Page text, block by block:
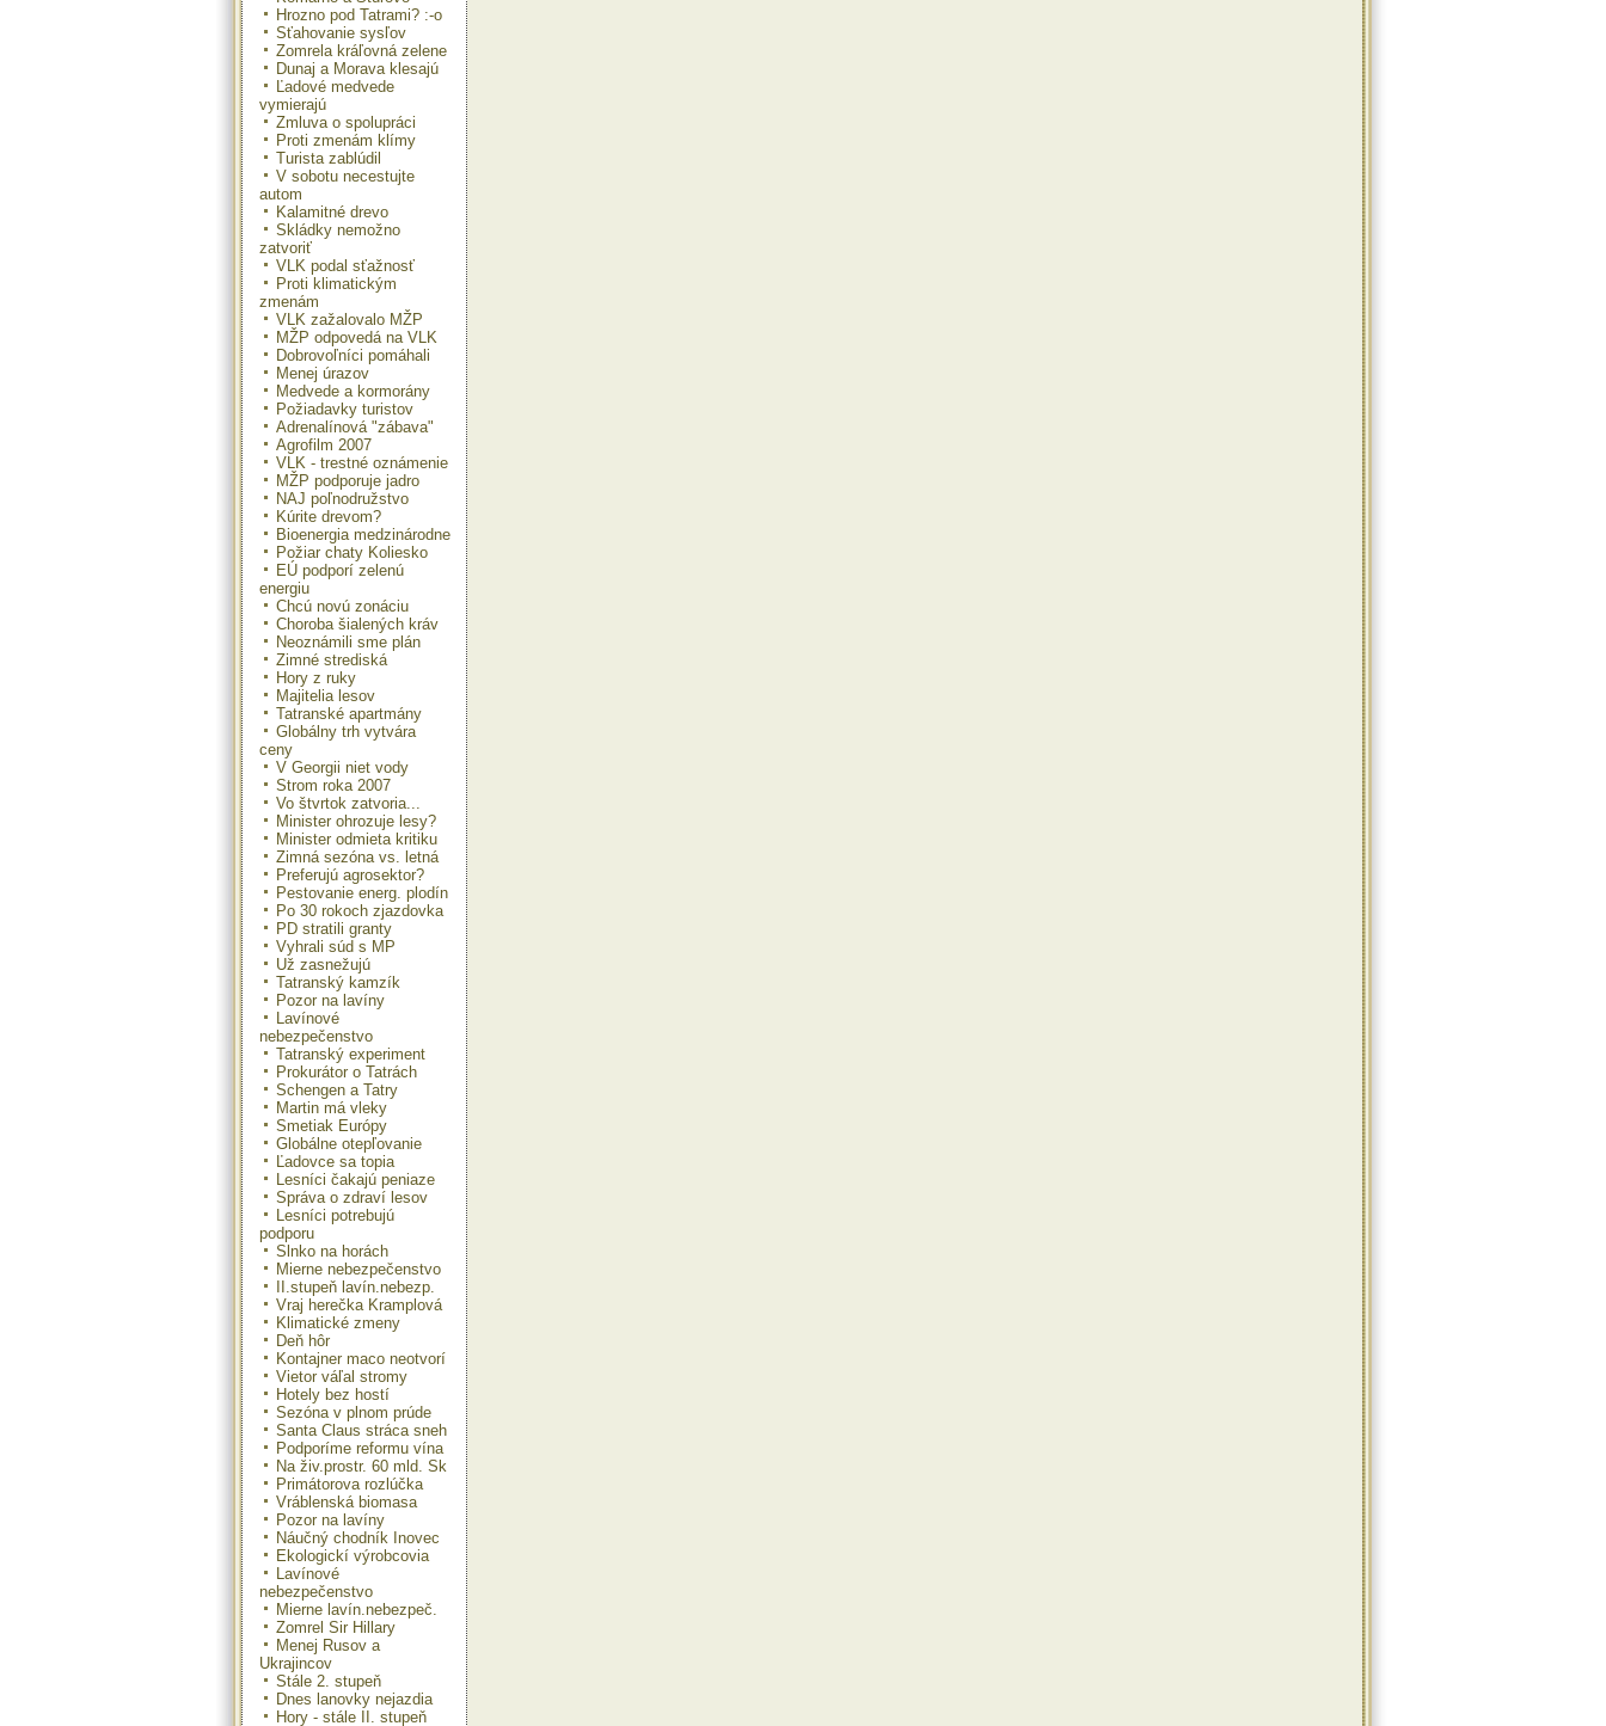
Hrozno pod Tatrami? :-o
Sťahovanie sysľov
Zomrela kráľovná zelene
Dunaj a Morava klesajú
Ľadové medvede
vymierajú
Zmluva o spolupráci
Proti zmenám klímy
Turista zablúdil
V sobotu necestujte
autom
Kalamitné drevo
Skládky nemožno
zatvoriť
VLK podal sťažnosť
Proti klimatickým
zmenám
VLK zažalovalo MŽP
MŽP odpovedá na VLK
Dobrovoľníci pomáhali
Menej úrazov
Medvede a kormorány
Požiadavky turistov
Adrenalínová "zábava"
Agrofilm 2007
VLK - trestné oznámenie
MŽP podporuje jadro
NAJ poľnodružstvo
Kúrite drevom?
Bioenergia medzinárodne
Požiar chaty Koliesko
EÚ podporí zelenú
energiu
Chcú novú zonáciu
Choroba šialených kráv
Neoznámili sme plán
Zimné strediská
Hory z ruky
Majitelia lesov
Tatranské apartmány
Globálny trh vytvára
ceny
V Georgii niet vody
Strom roka 2007
Vo štvrtok zatvoria...
Minister ohrozuje lesy?
Minister odmieta kritiku
Zimná sezóna vs. letná
Preferujú agrosektor?
Pestovanie energ. plodín
Po 30 rokoch zjazdovka
PD stratili granty
Vyhrali súd s MP
Už zasnežujú
Tatranský kamzík
Pozor na lavíny
Lavínové
nebezpečenstvo
Tatranský experiment
Prokurátor o Tatrách
Schengen a Tatry
Martin má vleky
Smetiak Európy
Globálne otepľovanie
Ľadovce sa topia
Lesníci čakajú peniaze
Správa o zdraví lesov
Lesníci potrebujú
podporu
Slnko na horách
Mierne nebezpečenstvo
II.stupeň lavín.nebezp.
Vraj herečka Kramplová
Klimatické zmeny
Deň hôr
Kontajner maco neotvorí
Vietor váľal stromy
Hotely bez hostí
Sezóna v plnom prúde
Santa Claus stráca sneh
Podporíme reformu vína
Na živ.prostr. 60 mld. Sk
Primátorova rozlúčka
Vráblenská biomasa
Pozor na lavíny
Náučný chodník Inovec
Ekologickí výrobcovia
Lavínové
nebezpečenstvo
Mierne lavín.nebezpeč.
Zomrel Sir Hillary
Menej Rusov a
Ukrajincov
Stále 2. stupeň
Dnes lanovky nejazdia
Hory - stále II. stupeň